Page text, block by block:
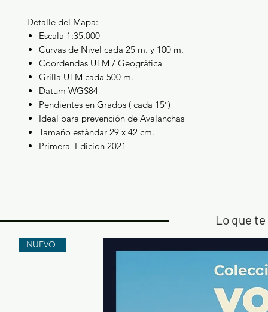
Detalle del Mapa:
Escala 1:35.000
Curvas de Nivel cada 25 m. y 100 m.
Coordendas UTM / Geográfica
Grilla UTM cada 500 m.
Datum WGS84
Pendientes en Grados ( cada 15°)
Ideal para prevención de Avalanchas
Tamaño estándar 29 x 42 cm.
Primera Edicion 2021
Lo que
NUEVO!